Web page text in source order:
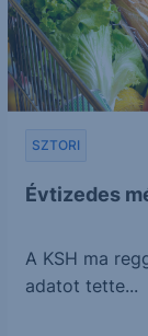
Évtizedes
SZTORI
A KSH ma
adatot tette...